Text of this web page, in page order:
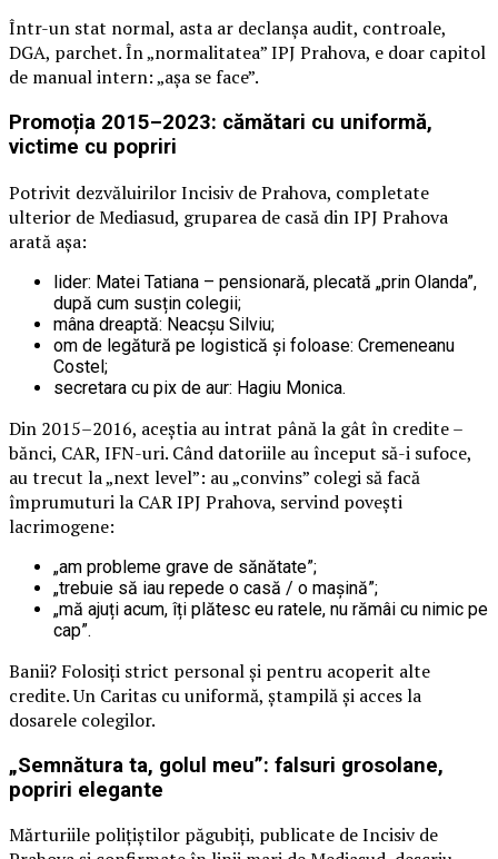
Într-un stat normal, asta ar declanșa audit, controale,
DGA, parchet. În „normalitatea” IPJ Prahova, e doar capitol
de manual intern: „așa se face”.
Promoția 2015–2023: cămătari cu uniformă,
victime cu popriri
Potrivit dezvăluirilor Incisiv de Prahova, completate
ulterior de Mediasud, gruparea de casă din IPJ Prahova
arată așa:
lider: Matei Tatiana – pensionară, plecată „prin Olanda”,
după cum susțin colegii;
mâna dreaptă: Neacșu Silviu;
om de legătură pe logistică și foloase: Cremeneanu
Costel;
secretara cu pix de aur: Hagiu Monica.
Din 2015–2016, aceștia au intrat până la gât în credite –
bănci, CAR, IFN-uri. Când datoriile au început să-i sufoce,
au trecut la „next level”: au „convins” colegi să facă
împrumuturi la CAR IPJ Prahova, servind povești
lacrimogene:
„am probleme grave de sănătate”;
„trebuie să iau repede o casă / o mașină”;
„mă ajuți acum, îți plătesc eu ratele, nu rămâi cu nimic pe
cap”.
Banii? Folosiți strict personal și pentru acoperit alte
credite. Un Caritas cu uniformă, ștampilă și acces la
dosarele colegilor.
„Semnătura ta, golul meu”: falsuri grosolane,
popriri elegante
Mărturiile polițiștilor păgubiți, publicate de Incisiv de